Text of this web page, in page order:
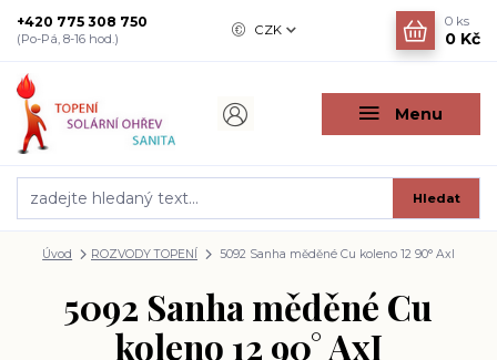
Menu
CZK
Hledat
+420 775 308 750
(Po-Pá, 8-16 hod.)
0 ks
0 Kč
Úvod ROZVODY TOPENÍ 5092 Sanha měděné Cu koleno 12 90° AxI
5092 Sanha měděné Cu
koleno 12 90° AxI